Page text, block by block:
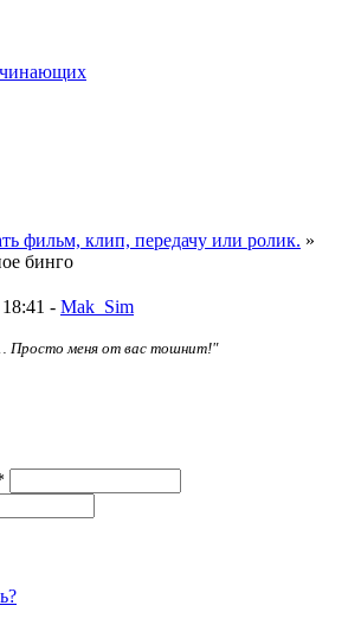
фильм, клип, передачу или ролик. »
бинго
- Mak_Sim
Просто меня от вас тошнит!"